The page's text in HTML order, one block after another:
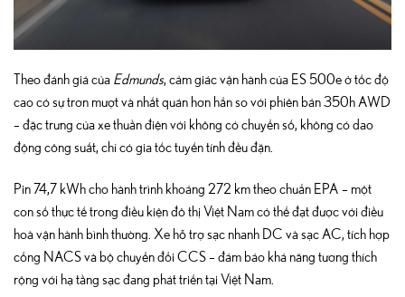
Theo đánh giá của Edmunds, cảm giác vận hành của ES 500e ở tốc độ
cao có sự trơn mượt và nhất quán hơn hẳn so với phiên bản 350h AWD
– đặc trưng của xe thuần điện với không có chuyển số, không có dao
động công suất, chỉ có gia tốc tuyến tính đều đặn.
Pin 74,7 kWh cho hành trình khoảng 272 km theo chuẩn EPA – một
con số thực tế trong điều kiện đô thị Việt Nam có thể đạt được với điều
hoà vận hành bình thường. Xe hỗ trợ sạc nhanh DC và sạc AC, tích hợp
cổng NACS và bộ chuyển đổi CCS – đảm bảo khả năng tương thích
rộng với hạ tầng sạc đang phát triển tại Việt Nam.